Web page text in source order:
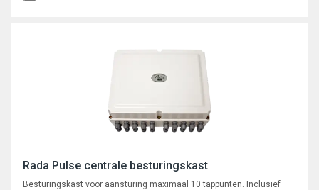
Rada Pulse centrale besturingskast
Besturingskast voor aansturing maximaal 10 tappunten. Inclusief